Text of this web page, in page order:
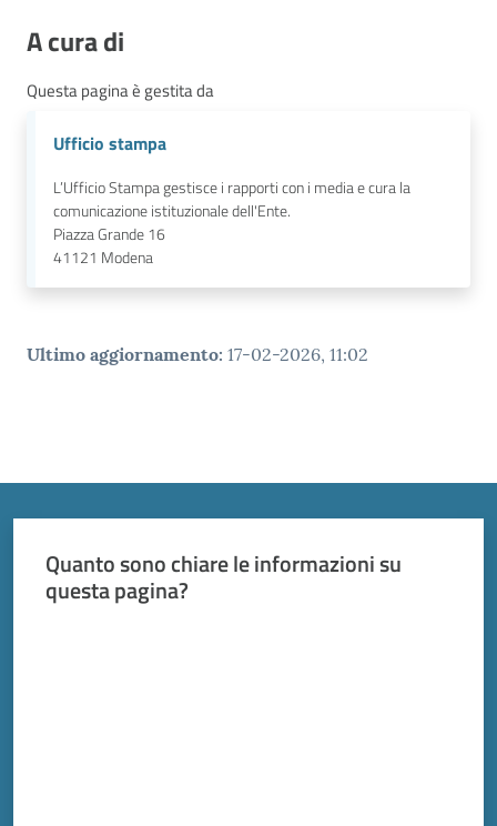
A cura di
Questa pagina è gestita da
Ufficio stampa
L’Ufficio Stampa gestisce i rapporti con i media e cura la
comunicazione istituzionale dell'Ente.
Piazza Grande 16
41121 Modena
Ultimo aggiornamento: 17-02-2026, 11:02
Quanto sono chiare le informazioni su
questa pagina?